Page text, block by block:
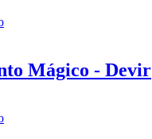
Mágico - Devir